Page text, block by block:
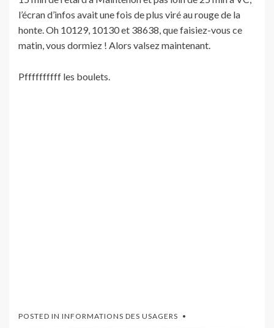
l’écran d’infos avait une fois de plus viré au rouge de la
honte. Oh 10129, 10130 et 38638, que faisiez-vous ce
matin, vous dormiez ! Alors valsez maintenant.
Pffffffffff les boulets.
POSTED IN INFORMATIONS DES USAGERS